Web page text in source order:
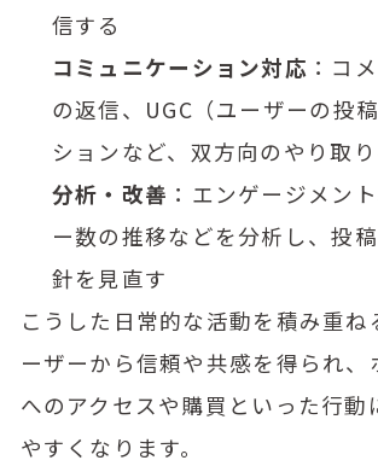
信する
コミュニケーション対応 ：コ
の返信、UGC（ユーザーの投
ションなど、双方向のやり取
分析・改善 ：エンゲージメン
ー数の推移などを分析し、投
針を見直す
こうした日常的な活動を積み重ね
ーザーから信頼や共感を得られ、
へのアクセスや購買といった行動
やすくなります。